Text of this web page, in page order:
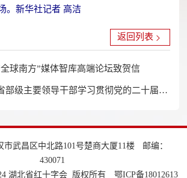
。新华社记者 高洁
球南方”媒体智库高端论坛致贺信
部级主要领导干部学习贯彻党的二十届三
返回列表
市武昌区中北路101号楚商大厦11楼
邮编：
430071
湖北省红十字会 版权所有
鄂ICP备18012613